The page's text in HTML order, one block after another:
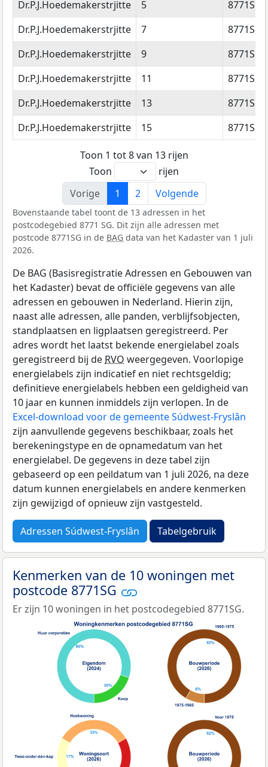
Dr.P.J.Hoedemakerstrjitte
5
8771SG
Dr.P.J.Hoedemakerstrjitte
7
8771SG
Dr.P.J.Hoedemakerstrjitte
9
8771SG
Dr.P.J.Hoedemakerstrjitte
11
8771SG
Dr.P.J.Hoedemakerstrjitte
13
8771SG
Dr.P.J.Hoedemakerstrjitte
15 8771SG
Toon 1 tot 8 van 13 rijen
Toon
rijen
Vorige
1 2 Volgende
Bovenstaande tabel toont de 13 adressen in het
postcodegebied 8771 SG. Dit zijn alle adressen met
postcode 8771SG in de BAG data van het Kadaster van 1 juli
2026.
De BAG (Basisregistratie Adressen en Gebouwen van
het Kadaster) bevat de officiële gegevens van alle
adressen en gebouwen in Nederland. Hierin zijn,
naast alle adressen, alle panden, verblijfsobjecten,
standplaatsen en ligplaatsen geregistreerd. Per
adres wordt het laatst bekende energielabel zoals
geregistreerd bij de RVO weergegeven. Voorlopige
energielabels zijn indicatief en niet rechtsgeldig;
definitieve energielabels hebben een geldigheid van
10 jaar en kunnen inmiddels zijn verlopen. In de
Excel-download voor de gemeente Súdwest-Fryslân
zijn aanvullende gegevens beschikbaar, zoals het
berekeningstype en de opnamedatum van het
energielabel. De gegevens in deze tabel zijn
gebaseerd op een peildatum van 1 juli 2026, na deze
datum kunnen energielabels en andere kenmerken
zijn gewijzigd of opnieuw zijn vastgesteld.
Adressen Súdwest-Fryslân Tabelgebruik
Kenmerken van de 10 woningen met
postcode 8771SG
Er zijn 10 woningen in het postcodegebied 8771SG.